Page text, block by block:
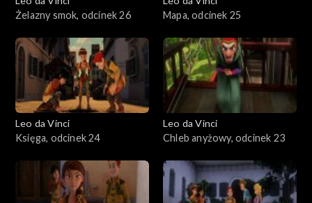
Żelazny smok, odcinek 26
Mapa, odcinek 25
Leo da Vinci
Księga, odcinek 24
Leo da Vinci
Chleb anyżowy, odcinek 23